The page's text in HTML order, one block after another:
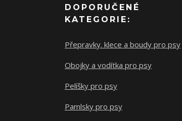
DOPORUČENÉ
KATEGORIE:
Přepravky. klece a boudy pro psy
Obojky a vodítka pro psy
Pelíšky pro psy
Pamlsky pro psy